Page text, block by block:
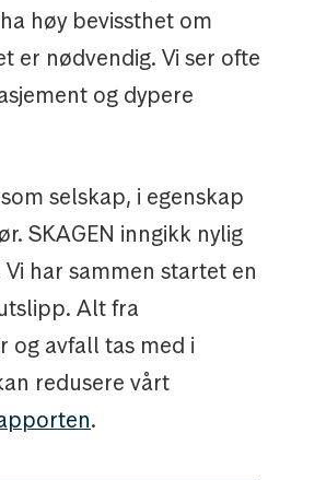
høy bevissthet om
er nødvendig. Vi ser ofte
og dypere
selskap, i egenskap
SKAGEN inngikk nylig
har sammen startet en
Alt fra
og avfall tas med i
redusere vårt
.